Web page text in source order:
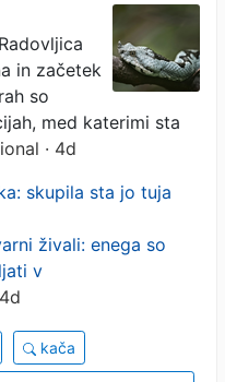
(FOTO)
in začetek
so
med katerimi sta
· 4d
skupila sta jo tuja
živali: enega so
v
kača